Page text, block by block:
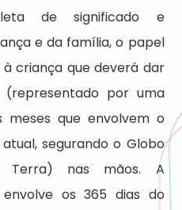
de significado e
e da família, o papel
criança que deverá dar
por uma
meses que envolvem o
segurando o Globo
Terra) nas mãos. A
os 365 dias do